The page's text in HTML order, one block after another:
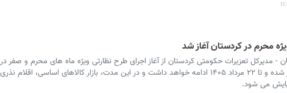
محرم در کردستان آغاز شد
مدیرکل تعزیرات حکومتی کردستان از آغاز اجرای طرح نظارتی ویژه ماه های محرم و صفر
از ۲۵ خرداد آغاز شده و تا ۲۲ مرداد ۱۴۰۵ ادامه خواهد داشت و در این مدت، بازار کالاهای
می شود.